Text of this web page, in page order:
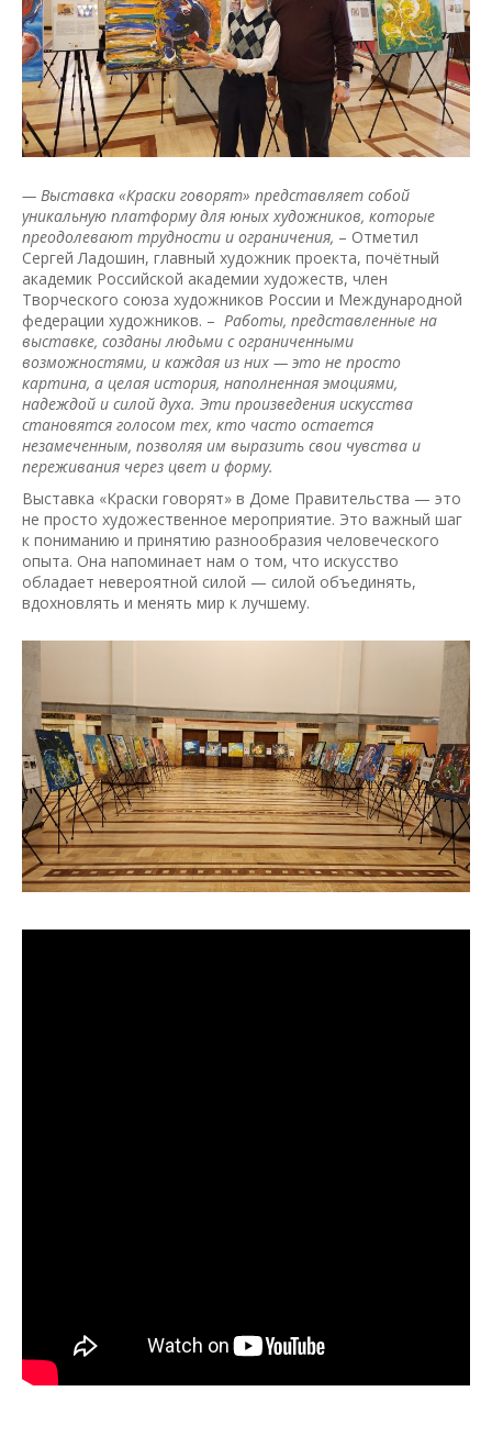
— Выставка «Краски говорят» представляет собой
уникальную платформу для юных художников, которые
преодолевают трудности и ограничения, – Отметил
Сергей Ладошин, главный художник проекта, почётный
академик Российской академии художеств, член
Творческого союза художников России и Международной
федерации художников. – Работы, представленные на
выставке, созданы людьми с ограниченными
возможностями, и каждая из них — это не просто
картина, а целая история, наполненная эмоциями,
надеждой и силой духа. Эти произведения искусства
становятся голосом тех, кто часто остается
незамеченным, позволяя им выразить свои чувства и
переживания через цвет и форму.
Выставка «Краски говорят» в Доме Правительства — это
не просто художественное мероприятие. Это важный шаг
к пониманию и принятию разнообразия человеческого
опыта. Она напоминает нам о том, что искусство
обладает невероятной силой — силой объединять,
вдохновлять и менять мир к лучшему.